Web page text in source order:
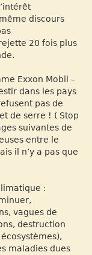
discours
20 fois plus
Exxon Mobil –
dans les pays
pas de
de serre ! ( Stop
suivantes de
entre le
il n’y a pas que
:
vagues de
destruction
maladies dues